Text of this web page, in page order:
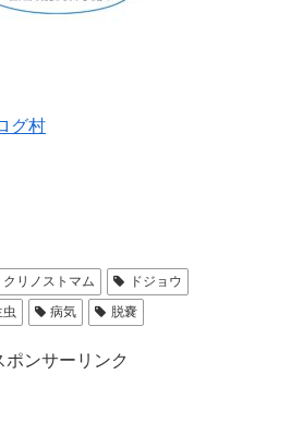
グ村
クリノストマム
ドジョウ
虫 病気 脱嚢
ポンサーリンク